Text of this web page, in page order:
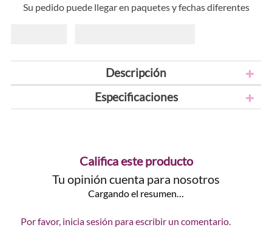
Su pedido puede llegar en paquetes y fechas diferentes
Descripción
Especificaciones
Califica este producto
Tu opinión cuenta para nosotros
Cargando el resumen…
Por favor, inicia sesión para escribir un comentario.